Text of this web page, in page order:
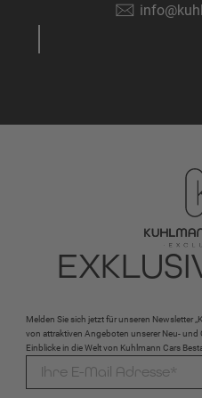
Melden Sie sich jetzt für unseren Newsletter
von attraktiven Angeboten unserer Neu-
Einblicke in die Welt von Kuhlmann Cars